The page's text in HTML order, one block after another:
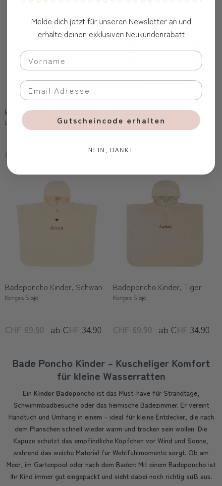
Badeponcho Kinder, Koala
Love Kids
CHF 44.90 ab CHF 21.90
Badeponcho Kinder, Schwan
Konges Slà¸jd
CHF 69.90
Badeponcho Kinder, Schwan
Konges Sløjd
CHF 69.90 ab CHF 34.90
Badeponcho Kinder, Tiger
Konges Sløjd
CHF 69.90 ab CHF 34.90
Bade Poncho Kinder – Kuscheliger Komfort
für kleine Wasserratten
Ein Kinder Badeponchoist das Must-have für Strandtage,
Schwimmbadbesuche oder das heimische Badezimmer. Er vereint
Handtuch und Umhang in einem – ideal für kleine Entdecker, die nach
dem Planschen schnell wieder warm und trocken sein wollen. Die
Kapuze schützt das empfindliche Köpfchen vor Wind und Sonne,
während das weiche Material für Wohlfühlmomente sorgt. Ob am
Meer, im Gartenpool oder nach dem Baden: Mit einem Badeponcho ist
Ihr Kind immer gut eingepackt und sieht dabei noch richtig süß aus.
Melde dich jetzt für unseren Newsletter an und
erhalte deinen exklusiven Neukundenrabatt
Gutscheincode erhalten
NEIN, DANKE